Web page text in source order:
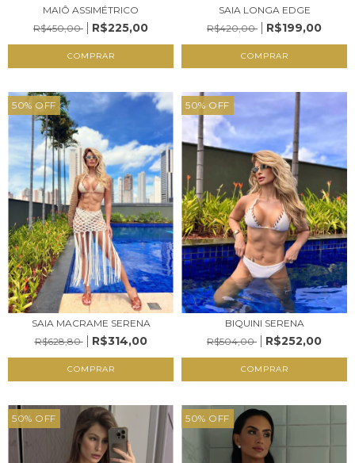
MAIÔ ASSIMÉTRICO
R$450,00
R$225,00
COMPRAR
SAIA LONGA EDGE
R$420,00
R$199,00
COMPRAR
50% OFF
SAIA MACRAME SERENA
R$628,80
R$314,00
COMPRAR
50% OFF
BIQUINI SERENA
R$504,00
R$252,00
COMPRAR
50% OFF 50% OFF